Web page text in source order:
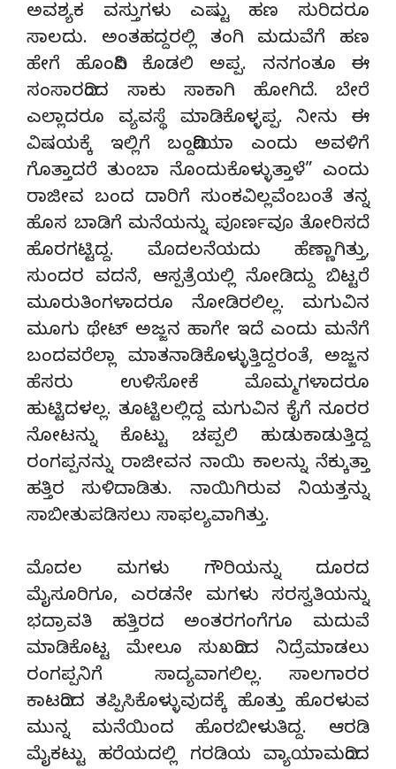
ಅವಶ್ಯಕ ವಸ್ತುಗಳು ಎಷ್ಟು ಹಣ ಸುರಿದರೂ
ಸಾಲದು. ಅಂತಹದ್ದರಲ್ಲಿ ತಂಗಿ ಮದುವೆಗೆ ಹಣ
ಹೇಗೆ ಹೊಂದಿಸಿ ಕೊಡಲಿ ಅಪ್ಪ. ನನಗಂತೂ ಈ
ಸಂಸಾರದಿಂದ ಸಾಕು ಸಾಕಾಗಿ ಹೋಗಿದೆ. ಬೇರೆ
ಎಲ್ಲಾದರೂ ವ್ಯವಸ್ಥೆ ಮಾಡಿಕೊಳ್ಳಪ್ಪ. ನೀನು ಈ
ವಿಷಯಕ್ಕೆ ಇಲ್ಲಿಗೆ ಬಂದಿದ್ದೀಯಾ ಎಂದು ಅವಳಿಗೆ
ಗೊತ್ತಾದರೆ ತುಂಬಾ ನೊಂದುಕೊಳ್ಳುತ್ತಾಳೆ” ಎಂದು
ರಾಜೀವ ಬಂದ ದಾರಿಗೆ ಸುಂಕವಿಲ್ಲವೆಂಬಂತೆ ತನ್ನ
ಹೊಸ ಬಾಡಿಗೆ ಮನೆಯನ್ನು ಪೂರ್ಣವೂ ತೋರಿಸದೆ
ಹೊರಗಟ್ಟಿದ್ದ. ಮೊದಲನೆಯದು ಹೆಣ್ಣಾಗಿತ್ತು,
ಸುಂದರ ವದನೆ, ಆಸ್ಪತ್ರೆಯಲ್ಲಿ ನೋಡಿದ್ದು ಬಿಟ್ಟರೆ
ಮೂರುತಿಂಗಳಾದರೂ ನೋಡಿರಲಿಲ್ಲ. ಮಗುವಿನ
ಮೂಗು ಥೇಟ್ ಅಜ್ಜನ ಹಾಗೇ ಇದೆ ಎಂದು ಮನೆಗೆ
ಬಂದವರೆಲ್ಲಾ ಮಾತನಾಡಿಕೊಳ್ಳುತ್ತಿದ್ದರಂತೆ, ಅಜ್ಜನ
ಹೆಸರು ಉಳಿಸೋಕೆ ಮೊಮ್ಮಗಳಾದರೂ
ಹುಟ್ಟಿದಳಲ್ಲ. ತೂಟ್ಟಿಲಲ್ಲಿದ್ದ ಮಗುವಿನ ಕೈಗೆ ನೂರರ
ನೋಟನ್ನು ಕೊಟ್ಟು ಚಪ್ಪಲಿ ಹುಡುಕಾಡುತ್ತಿದ್ದ
ರಂಗಪ್ಪನನ್ನು ರಾಜೀವನ ನಾಯಿ ಕಾಲನ್ನು ನೆಕ್ಕುತ್ತಾ
ಹತ್ತಿರ ಸುಳಿದಾಡಿತು. ನಾಯಿಗಿರುವ ನಿಯತ್ತನ್ನು
ಸಾಬೀತುಪಡಿಸಲು ಸಾಫಲ್ಯವಾಗಿತ್ತು.
ಮೊದಲ ಮಗಳು ಗೌರಿಯನ್ನು ದೂರದ
ಮೈಸೂರಿಗೂ, ಎರಡನೇ ಮಗಳು ಸರಸ್ವತಿಯನ್ನು
ಭದ್ರಾವತಿ ಹತ್ತಿರದ ಅಂತರಗಂಗೆಗೂ ಮದುವೆ
ಮಾಡಿಕೊಟ್ಟ ಮೇಲೂ ಸುಖದಿಂದ ನಿದ್ರೆಮಾಡಲು
ರಂಗಪ್ಪನಿಗೆ ಸಾದ್ಯವಾಗಲಿಲ್ಲ. ಸಾಲಗಾರರ
ಕಾಟದಿಂದ ತಪ್ಪಿಸಿಕೊಳ್ಳುವುದಕ್ಕೆ ಹೊತ್ತು ಹೊರಳುವ
ಮುನ್ನ ಮನೆಯಿಂದ ಹೊರಬೀಳುತಿದ್ದ. ಆರಡಿ
ಮೈಕಟ್ಟು ಹರೆಯದಲ್ಲಿ ಗರಡಿಯ ವ್ಯಾಯಾಮದಿಂದ